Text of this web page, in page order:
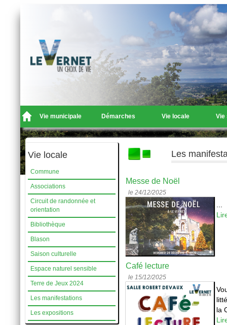
Vie municipale Démarches Vie locale Vie
Vie locale
Commune
Associations
Circuit de randonnée et
orientation
Bibliothèque
Blason
Saison culturelle
Espace naturel sensible
Terre de Jeux 2024
Les manifestations
Les expositions
Les
Messe de Noël
le 24/12/2025
Café lecture
le 15/12/2025
la